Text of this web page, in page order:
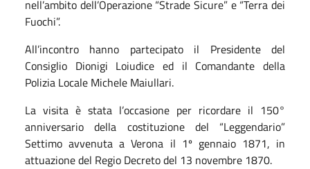
nell’ambito dell’Operazione “Strade Sicure” e “Terra dei
Fuochi”.
All’incontro hanno partecipato il Presidente del
Consiglio Dionigi Loiudiceed il Comandante della
Polizia Locale Michele Maiullari.
La visita è stata l’occasione per ricordare il 150°
anniversario della costituzione del “Leggendario”
Settimo avvenuta a Verona il 1º gennaio 1871, in
attuazione del Regio Decreto del 13 novembre 1870.